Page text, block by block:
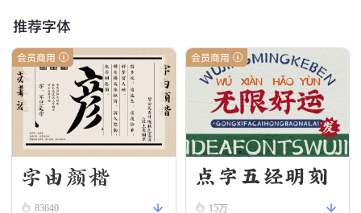
推荐字体
会员商用
字由颜楷
83640
会员商用
点字五经明刻
15万